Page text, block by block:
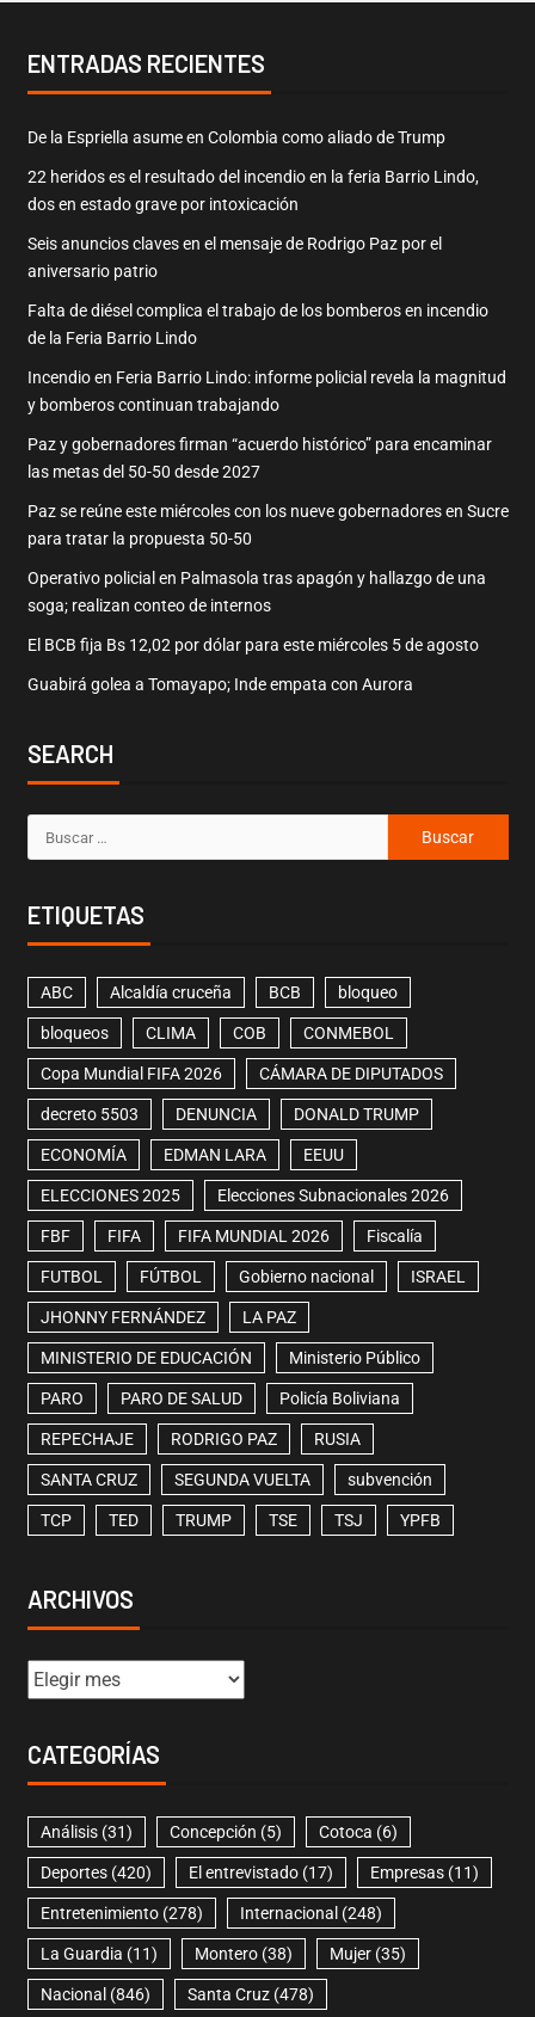
ENTRADAS RECIENTES
De la Espriella asume en Colombia como aliado de Trump
22 heridos es el resultado del incendio en la feria Barrio Lindo,
dos en estado grave por intoxicación
Seis anuncios claves en el mensaje de Rodrigo Paz por el
aniversario patrio
Falta de diésel complica el trabajo de los bomberos en incendio
de la Feria Barrio Lindo
Incendio en Feria Barrio Lindo: informe policial revela la magnitud
y bomberos continuan trabajando
Paz y gobernadores firman “acuerdo histórico” para encaminar
las metas del 50-50 desde 2027
Paz se reúne este miércoles con los nueve gobernadores en Sucre
para tratar la propuesta 50-50
Operativo policial en Palmasola tras apagón y hallazgo de una
soga; realizan conteo de internos
El BCB fija Bs 12,02 por dólar para este miércoles 5 de agosto
Guabirá golea a Tomayapo; Inde empata con Aurora
SEARCH
ETIQUETAS
ABC Alcaldía cruceña BCB bloqueo
bloqueos CLIMA COB CONMEBOL
Copa Mundial FIFA 2026 CÁMARA DE DIPUTADOS
decreto 5503 DENUNCIA DONALD TRUMP
ECONOMÍA EDMAN LARA EEUU
ELECCIONES 2025 Elecciones Subnacionales 2026
FBF FIFA FIFA MUNDIAL 2026 Fiscalía
FUTBOL FÚTBOL Gobierno nacional ISRAEL
JHONNY FERNÁNDEZ LA PAZ
MINISTERIO DE EDUCACIÓN Ministerio Público
PARO PARO DE SALUD Policía Boliviana
REPECHAJE RODRIGO PAZ RUSIA
SANTA CRUZ SEGUNDA VUELTA subvención
TCP TED TRUMP TSE TSJ YPFB
ARCHIVOS
CATEGORÍAS
Análisis(31) Concepción (5) Cotoca (6)
Deportes(420) El entrevistado(17) Empresas(11)
Entretenimiento(278) Internacional (248)
La Guardia (11) Montero(38) Mujer(35)
Nacional (846) Santa Cruz(478)